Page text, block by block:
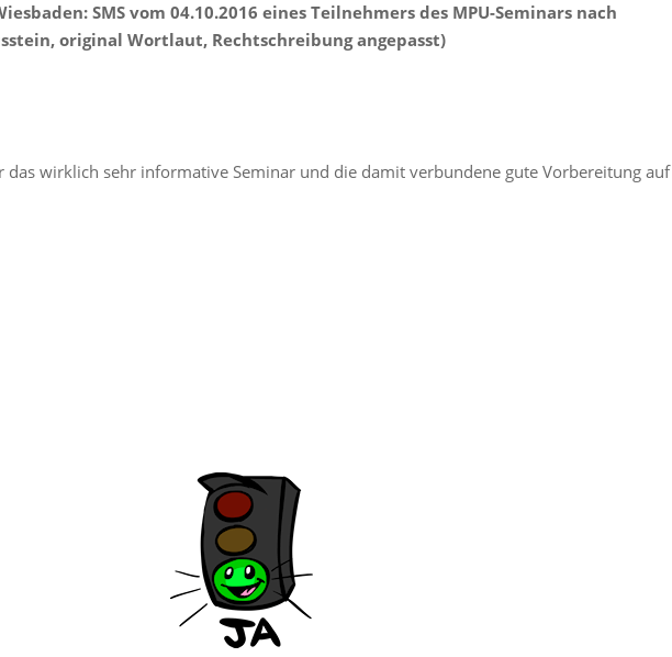
SMS vom 04.10.2016 eines Teilnehmers des MPU-Seminars nach
original Wortlaut, Rechtschreibung angepasst)
das wirklich sehr informative Seminar und die damit verbundene gute Vorbereitung auf